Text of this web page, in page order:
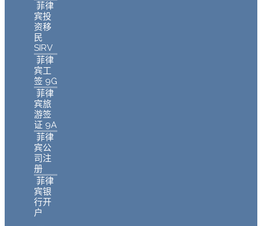
菲律
宾投
资移
民
SIRV
菲律
宾工
签 9G
菲律
宾旅
游签
证 9A
菲律
宾公
司注
册
菲律
宾银
行开
户